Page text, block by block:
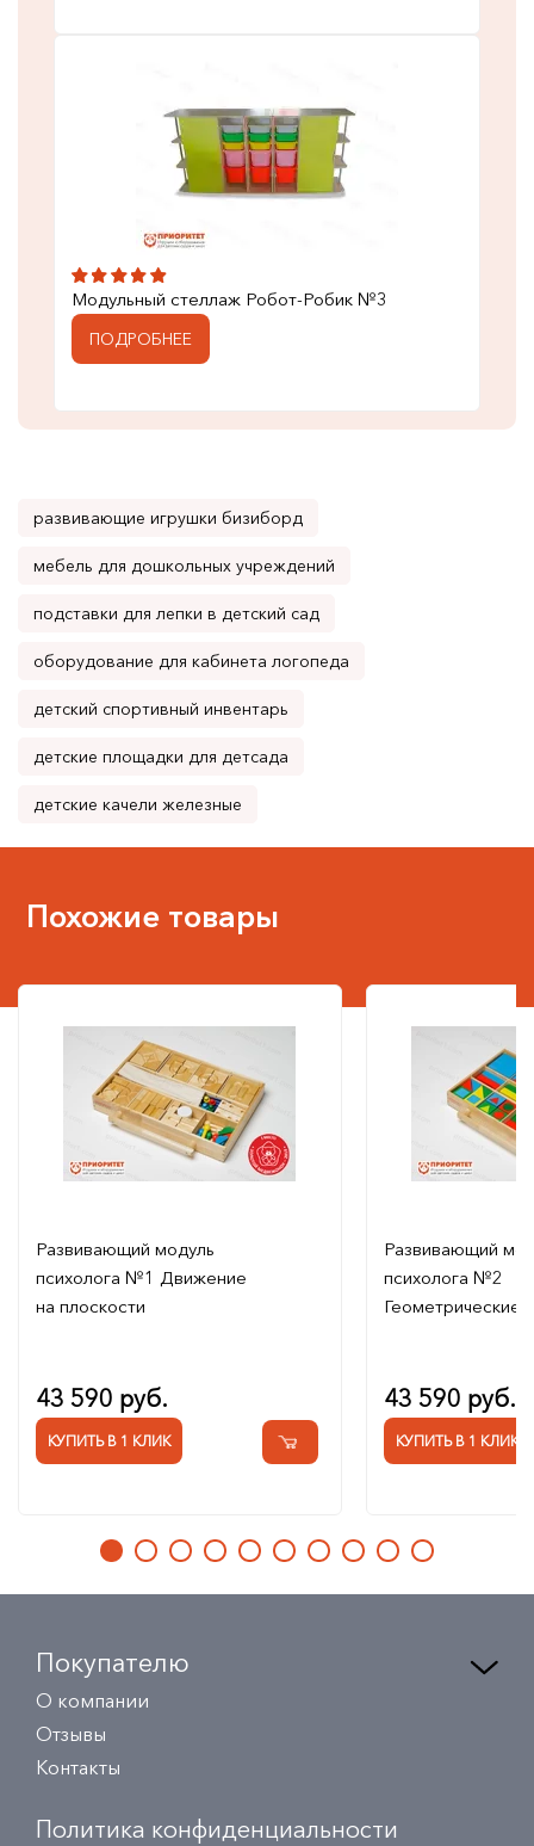
Модульный стеллаж Робот-Робик №3
ПОДРОБНЕЕ
развивающие игрушки бизиборд
мебель для дошкольных учреждений
подставки для лепки в детский сад
оборудование для кабинета логопеда
детский спортивный инвентарь
детские площадки для детсада
детские качели железные
Похожие товары
Развивающий модуль
психолога №1 Движение
на плоскости
43 590 руб.
КУПИТЬ В 1 КЛИК
Развивающий
психолога №2
Геометрические
43 590 руб.
КУПИТЬ В 1 КЛИК
Покупателю
О компании
Отзывы
Контакты
Политика конфиденциальности